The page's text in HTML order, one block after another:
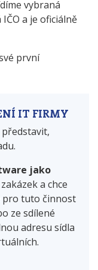
vybraná
a je oficiálně
první
IT FIRMY
jako
a chce
pro tuto činnost
ze sdílené
adresu sídla